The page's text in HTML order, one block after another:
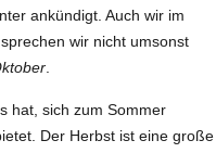
ankündigt. Auch wir im
wir nicht umsonst
.
hat, sich zum Sommer
Der Herbst ist eine große